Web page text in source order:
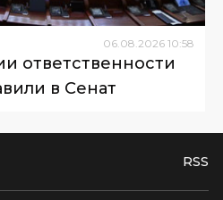
06 08 2026 10:58
ответственности
в Сенат
RSS